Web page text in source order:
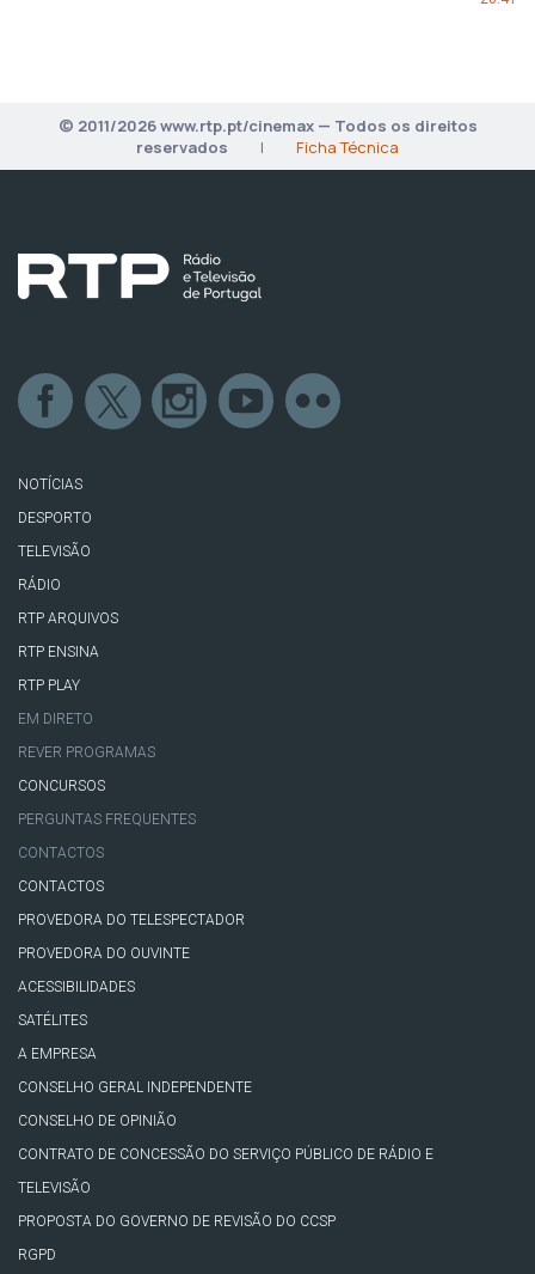
© 2011/2026 www.rtp.pt/cinemax — Todos os direitos
reservados
| Ficha Técnica
NOTÍCIAS
DESPORTO
TELEVISÃO
RÁDIO
RTP ARQUIVOS
RTP ENSINA
RTP PLAY
EM DIRETO
REVER PROGRAMAS
CONCURSOS
PERGUNTAS FREQUENTES
CONTACTOS
CONTACTOS
PROVEDORA DO TELESPECTADOR
PROVEDORA DO OUVINTE
ACESSIBILIDADES
SATÉLITES
A EMPRESA
CONSELHO GERAL INDEPENDENTE
CONSELHO DE OPINIÃO
CONTRATO DE CONCESSÃO DO SERVIÇO PÚBLICO DE RÁDIO E
TELEVISÃO
PROPOSTA DO GOVERNO DE REVISÃO DO CCSP
RGPD